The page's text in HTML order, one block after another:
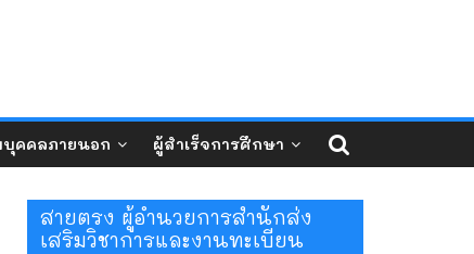
คคลภายนอก ผู้สำเร็จการศึกษา
สายตรง ผู้อำนวยการสำนักส่ง
เสริมวิชาการและงานทะเบียน